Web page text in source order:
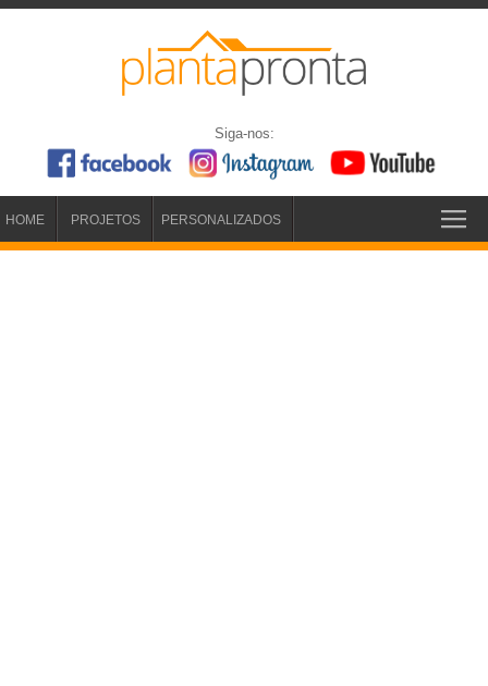
Siga-nos:
HOME PROJETOS PERSONALIZADOS